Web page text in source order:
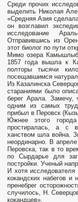
Среди прочих
выделить Николая
«Средняя Азия
он возглавил
исследование
Отправившись из
этот биолог по пути
Мимо озера
1857 года вышла к
полторы тысячи
посещавшимся
Из Казалинска
стараниями было
берег Арала. Замечу,
одним из самых
прибыл в Перовск
Южнее этого
простиралась, а с
ханством шла война.
неординарно. В
Перовска, так в то
по Сырдарье для
постройки. Ученый
И хотя
кокандских набегов и
пренебрег
случилось, Н.
кокандцев».